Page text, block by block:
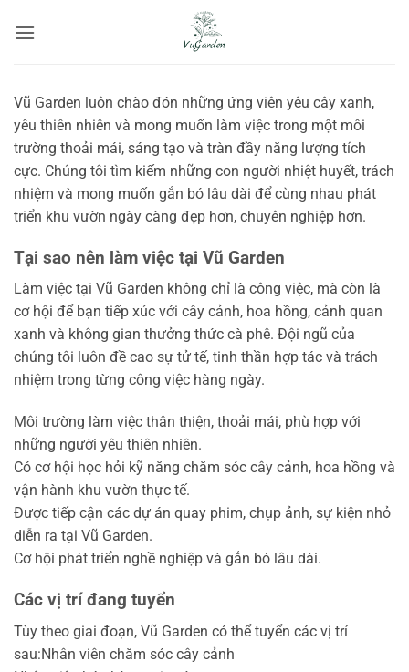
qua
Vũ Garden luôn chào đón những ứng viên yêu cây xanh,
yêu thiên nhiên và mong muốn làm việc trong một môi
trường thoải mái, sáng tạo và tràn đầy năng lượng tích
cực. Chúng tôi tìm kiếm những con người nhiệt huyết, trách
nhiệm và mong muốn gắn bó lâu dài để cùng nhau phát
triển khu vườn ngày càng đẹp hơn, chuyên nghiệp hơn.
Tại sao nên làm việc tại Vũ Garden
Làm việc tại Vũ Garden không chỉ là công việc, mà còn là
cơ hội để bạn tiếp xúc với cây cảnh, hoa hồng, cảnh quan
xanh và không gian thưởng thức cà phê. Đội ngũ của
chúng tôi luôn đề cao sự tử tế, tinh thần hợp tác và trách
nhiệm trong từng công việc hàng ngày.
Môi trường làm việc thân thiện, thoải mái, phù hợp với
những người yêu thiên nhiên.
Có cơ hội học hỏi kỹ năng chăm sóc cây cảnh, hoa hồng và
vận hành khu vườn thực tế.
Được tiếp cận các dự án quay phim, chụp ảnh, sự kiện nhỏ
diễn ra tại Vũ Garden.
Cơ hội phát triển nghề nghiệp và gắn bó lâu dài.
Các vị trí đang tuyển
Tùy theo giai đoạn, Vũ Garden có thể tuyển các vị trí
sau:Nhân viên chăm sóc cây cảnh